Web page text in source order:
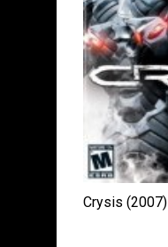
Crysis (2007)